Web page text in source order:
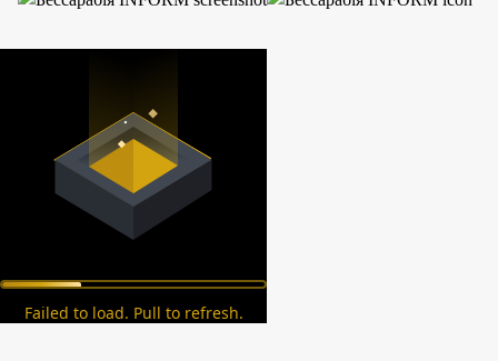
Failed to load. Pull to refresh.